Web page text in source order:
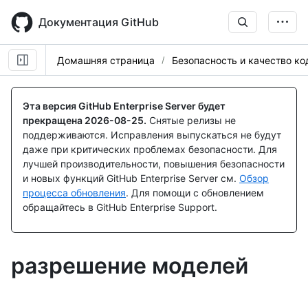
main
content
Документация GitHub
Домашняя страница Безопасность и качество
Эта версия GitHub Enterprise Server будет
прекращена 2026-08-25. Снятые релизы не
поддерживаются. Исправления выпускаться не будут
даже при критических проблемах безопасности. Для
лучшей производительности, повышения безопасности
и новых функций GitHub Enterprise Server см. Обзор
процесса обновления. Для помощи с обновлением
обращайтесь в GitHub Enterprise Support.
разрешение моделей